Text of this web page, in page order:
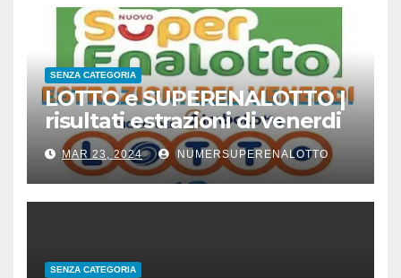
SENZA CATEGORIA
LOTTO e SUPERENALOTTO |
risultati estrazioni di venerdi
22 marzo 2024
MAR 23, 2024 NUMERSUPERENALOTTO
SENZA CATEGORIA